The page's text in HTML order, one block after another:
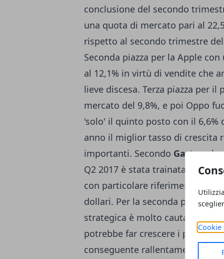
Cookie
conclusione del secondo
una quota di mercato pari al
rispetto al secondo trimestre
Seconda piazza per la Apple
al 12,1% in virtù di vendite che
lieve discesa. Terza piazza per il
mercato del 9,8%, e poi Oppo
'solo' il quinto posto con il 6,6%
anno il miglior tasso di crescita
importanti. Secondo Gartnerla
Q2 2017 è stata trainata dalle
con particolare riferimento ai
dollari. Per la seconda parte
strategica è molto cauta in
potrebbe far crescere i prezzi di
conseguente rallentamento della